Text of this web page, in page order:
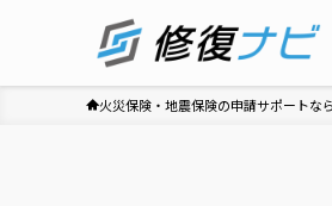
火災保険・地震保険の申請サポートな